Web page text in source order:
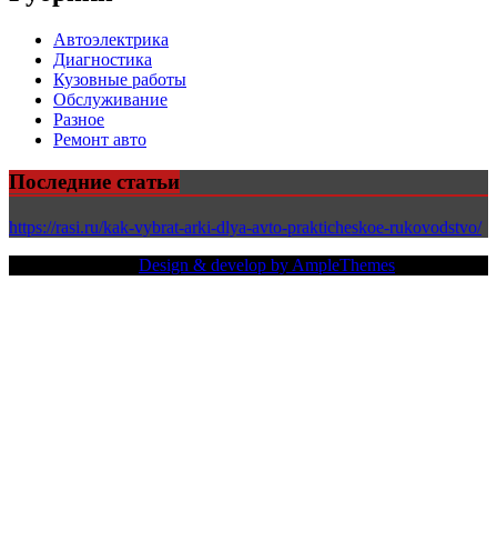
Автоэлектрика
Диагностика
Кузовные работы
Обслуживание
Разное
Ремонт авто
Последние статьи
https://rasi.ru/kak-vybrat-arki-dlya-avto-prakticheskoe-rukovodstvo/
Design & develop by AmpleThemes